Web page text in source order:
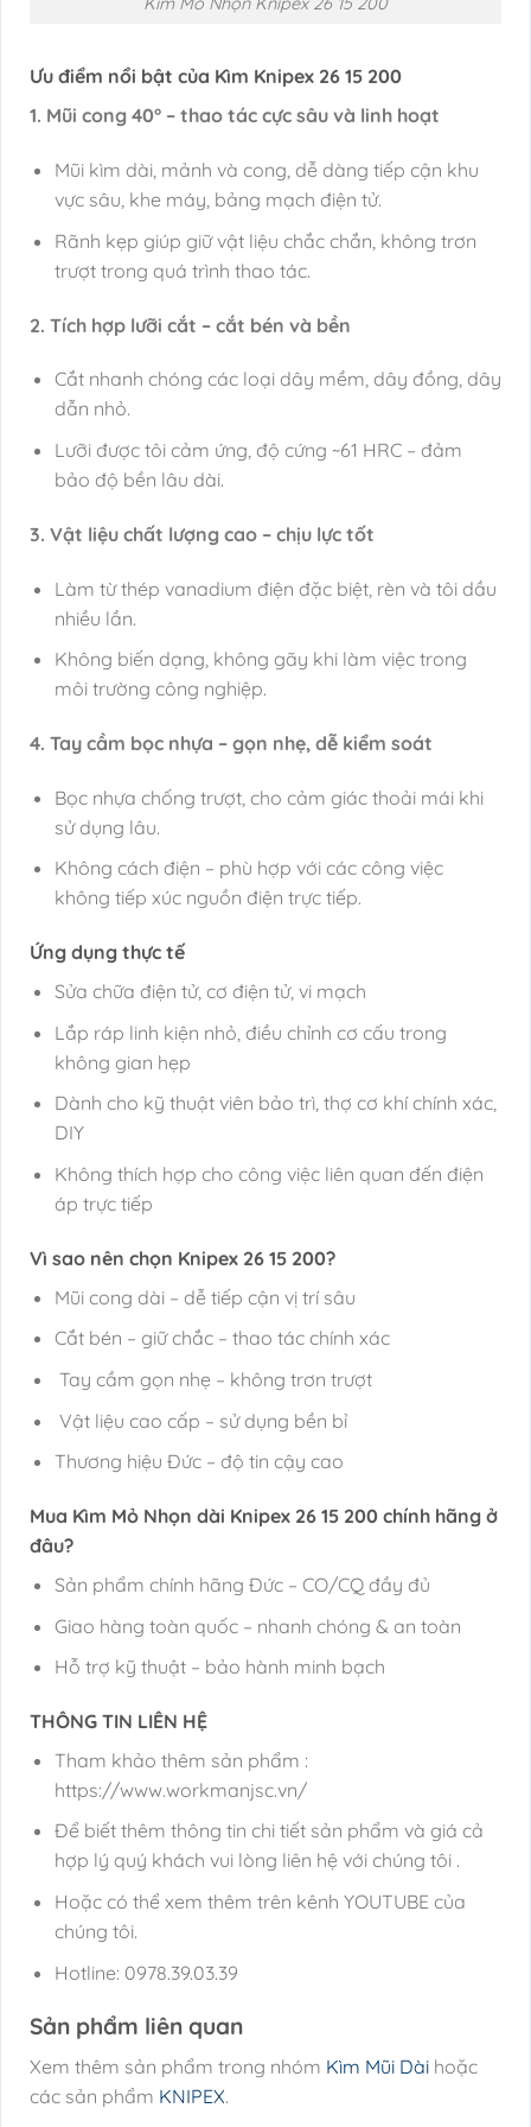
Ưu điểm nổi bật của Kìm Knipex 26 15 200
1. Mũi cong 40° – thao tác cực sâu và linh hoạt
Mũi kìm dài, mảnh và cong, dễ dàng tiếp cận khu
vực sâu, khe máy, bảng mạch điện tử.
Rãnh kẹp giúp giữ vật liệu chắc chắn, không trơn
trượt trong quá trình thao tác.
2. Tích hợp lưỡi cắt – cắt bén và bền
Cắt nhanh chóng các loại dây mềm, dây đồng, dây
dẫn nhỏ.
Lưỡi được tôi cảm ứng, độ cứng ~61 HRC – đảm
bảo độ bền lâu dài.
3. Vật liệu chất lượng cao – chịu lực tốt
Làm từ thép vanadium điện đặc biệt, rèn và tôi dầu
nhiều lần.
Không biến dạng, không gãy khi làm việc trong
môi trường công nghiệp.
4. Tay cầm bọc nhựa – gọn nhẹ, dễ kiểm soát
Bọc nhựa chống trượt, cho cảm giác thoải mái khi
sử dụng lâu.
Không cách điện – phù hợp với các công việc
không tiếp xúc nguồn điện trực tiếp.
Ứng dụng thực tế
Sửa chữa điện tử, cơ điện tử, vi mạch
Lắp ráp linh kiện nhỏ, điều chỉnh cơ cấu trong
không gian hẹp
Dành cho kỹ thuật viên bảo trì, thợ cơ khí chính xác,
DIY
Không thích hợp cho công việc liên quan đến điện
áp trực tiếp
Vì sao nên chọn Knipex 26 15 200?
Mũi cong dài – dễ tiếp cận vị trí sâu
Cắt bén – giữ chắc – thao tác chính xác
Tay cầm gọn nhẹ – không trơn trượt
Vật liệu cao cấp – sử dụng bền bỉ
Thương hiệu Đức – độ tin cậy cao
Mua Kìm Mỏ Nhọn dài Knipex 26 15 200 chính hãng ở
đâu?
Sản phẩm chính hãng Đức – CO/CQ đầy đủ
Giao hàng toàn quốc – nhanh chóng & an toàn
Hỗ trợ kỹ thuật – bảo hành minh bạch
THÔNG TIN LIÊN HỆ
Tham khảo thêm sản phẩm :
https://www.workmanjsc.vn/
Để biết thêm thông tin chi tiết sản phẩm và giá cả
hợp lý quý khách vui lòng liên hệ với chúng tôi .
Hoặc có thể xem thêm trên kênh YOUTUBE của
chúng tôi.
Hotline: 0978.39.03.39
Sản phẩm liên quan
Xem thêm sản phẩm trong nhóm Kìm Mũi Dài hoặc
các sản phẩm KNIPEX.